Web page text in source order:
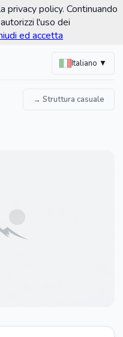
Camerina
Italiano ▼
→ Struttura casuale
policy. Continuando
l'uso dei
ed accetta